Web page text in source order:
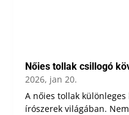
Nőies tollak csillogó
2026, jan 20.
A nőies tollak
írószerek világában.